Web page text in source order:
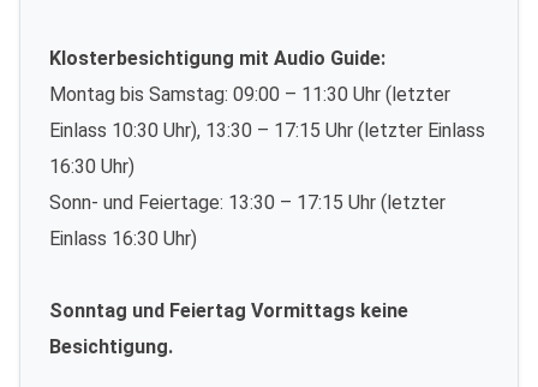
Klosterbesichtigung mit Audio Guide:
Montag bis Samstag: 09:00 – 11:30 Uhr (letzter
Einlass 10:30 Uhr), 13:30 – 17:15 Uhr (letzter Einlass
16:30 Uhr)
Sonn- und Feiertage: 13:30 – 17:15 Uhr (letzter
Einlass 16:30 Uhr)
Sonntag und Feiertag Vormittags keine
Besichtigung.